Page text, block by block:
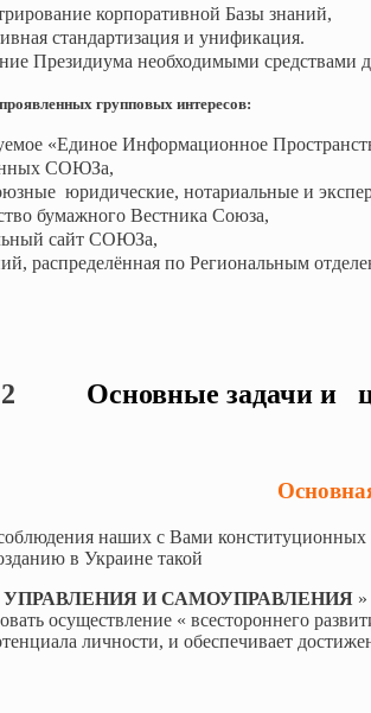
корпоративной Базы знаний,
стандартизация и унификация.
Президиума необходимыми средствами
групповых интересов:
«Единое Информационное
СОЮЗа,
юридические, нотариальные и
бумажного Вестника Союза,
сайт СОЮЗа,
распределённая по Региональным
2 Основные задачи и
наших с Вами
в Украине такой
И САМОУПРАВЛЕНИЯ
осуществление « всестороннего
личности, и обеспечивает